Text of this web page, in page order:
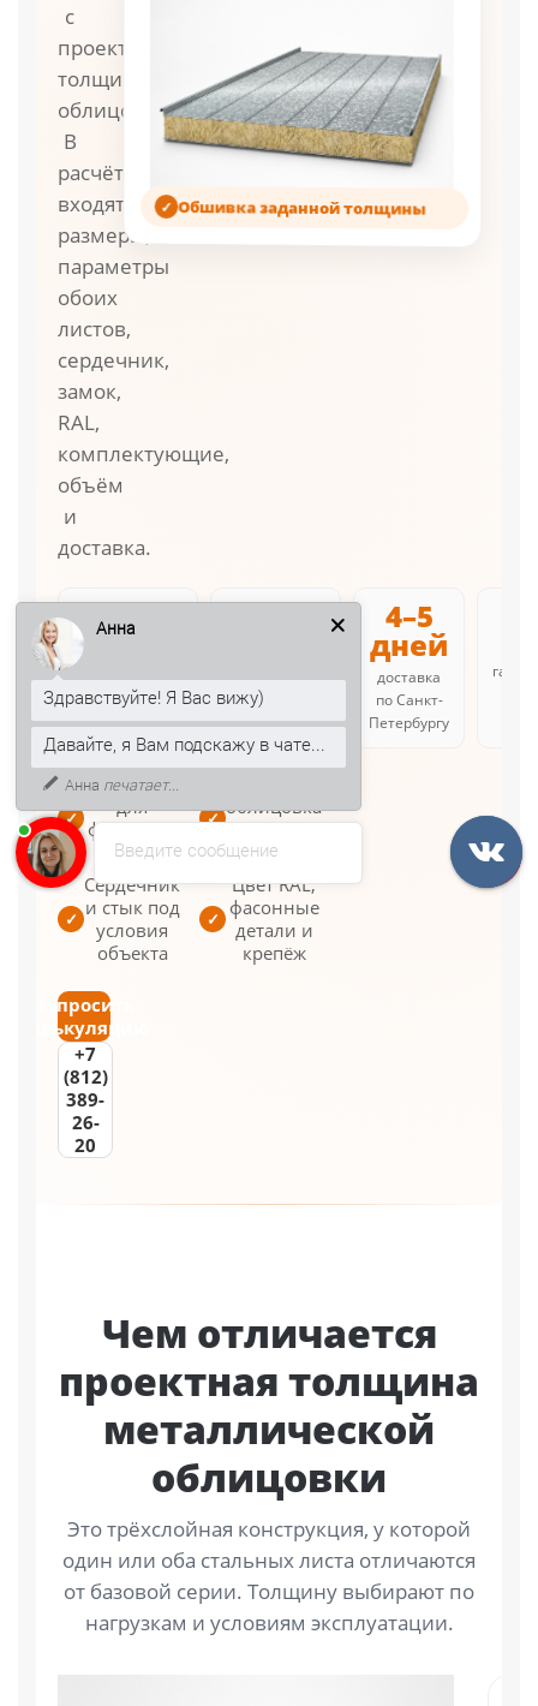
с
проектной
толщиной
облицовок.
В
расчёт
входят
размеры,
параметры
обоих
листов,
сердечник,
замок,
RAL,
комплектующие,
объём
и
доставка.
1043.19
м²
1–3
срок
изготовления
заказа
4–5
дней
доставка
по Санкт-
Петербургу
✓
Решения
для
фасадов и
кровли
✓ облицовка
задаётся
отдельно
✓
Сердечник
и стык под
условия
объекта
✓
Цвет RAL,
фасонные
детали и
крепёж
Запросить
калькуляцию
+7
(812)
389-
26-
20
Обшивка заданной толщины
Чем отличается
проектная толщина
металлической
облицовки
Это трёхслойная конструкция, у которой
один или оба стальных листа отличаются
от базовой серии. Толщину выбирают по
нагрузкам и условиям эксплуатации.
Введите сообщение
Анна
Здравствуйте! Я Вас вижу)
Давайте, я Вам подскажу в чате...
Анна печатает...